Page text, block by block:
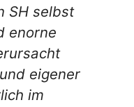
SH selbst
enorne
eigener
im